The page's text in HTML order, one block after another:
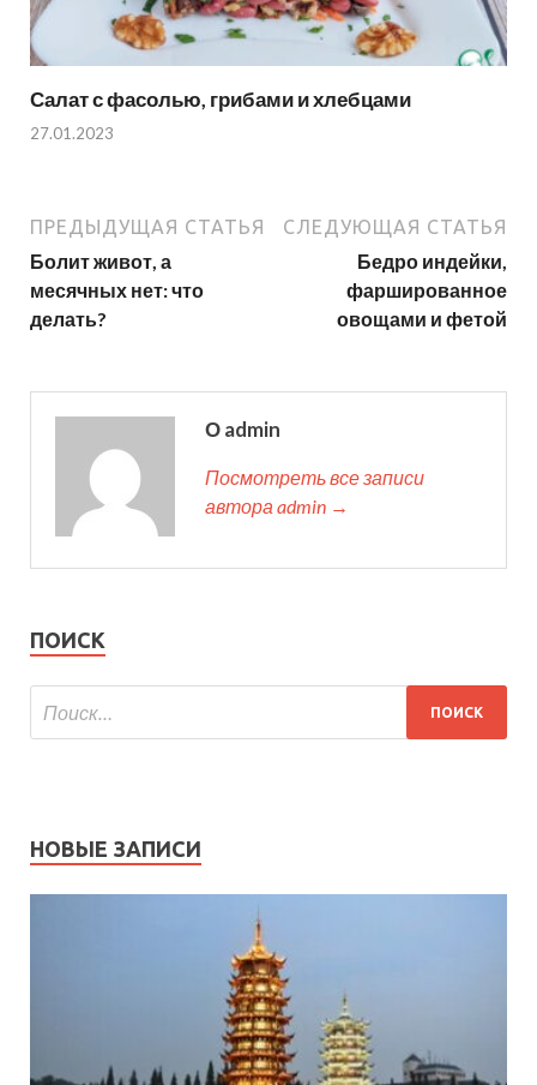
Салат с фасолью, грибами и хлебцами
27.01.2023
ПРЕДЫДУЩАЯ СТАТЬЯ
Болит живот, а
месячных нет: что
делать?
СЛЕДУЮЩАЯ СТАТЬЯ
Бедро индейки,
фаршированное
овощами и фетой
О admin
Посмотреть все записи
автора admin →
ПОИСК
НОВЫЕ ЗАПИСИ